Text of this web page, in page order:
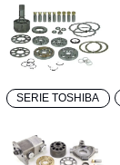
SERIE TOSHIBA